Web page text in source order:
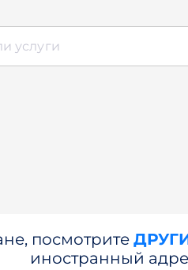
посмотрите
иностранный